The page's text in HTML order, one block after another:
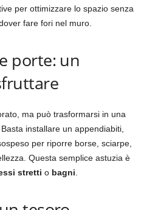
per ottimizzare lo spazio senza
fare fori nel muro.
porte: un
ma può trasformarsi in una
installare un appendiabiti,
per riporre borse, sciarpe,
Questa semplice astuzia è
stretti o bagni.